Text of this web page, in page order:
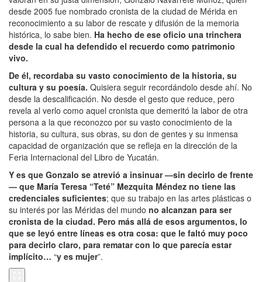
desde 2005 fue nombrado cronista de la ciudad de Mérida en
reconocimiento a su labor de rescate y difusión de la memoria
histórica, lo sabe bien. Ha hecho de ese oficio una trinchera
desde la cual ha defendido el recuerdo como patrimonio
vivo.
De él, recordaba su vasto conocimiento de la historia, su
cultura y su poesía. Quisiera seguir recordándolo desde ahí. No
desde la descalificación. No desde el gesto que reduce, pero
revela al verlo como aquel cronista que demeritó la labor de otra
persona a la que reconozco por su vasto conocimiento de la
historia, su cultura, sus obras, su don de gentes y su inmensa
capacidad de organización que se refleja en la dirección de la
Feria Internacional del Libro de Yucatán.
Y es que Gonzalo se atrevió a insinuar —sin decirlo de frente
— que María Teresa “Teté” Mezquita Méndez no tiene las
credenciales suficientes; que su trabajo en las artes plásticas o
su interés por las Méridas del mundo no alcanzan para ser
cronista de la ciudad. Pero más allá de esos argumentos, lo
que se leyó entre líneas es otra cosa: que le faltó muy poco
para decirlo claro, para rematar con lo que parecía estar
implícito… “y es mujer”.